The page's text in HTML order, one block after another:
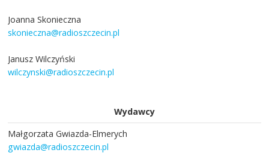
Joanna Skonieczna
skonieczna@radioszczecin.pl
Janusz Wilczyński
wilczynski@radioszczecin.pl
Wydawcy
Małgorzata Gwiazda-Elmerych
gwiazda@radioszczecin.pl